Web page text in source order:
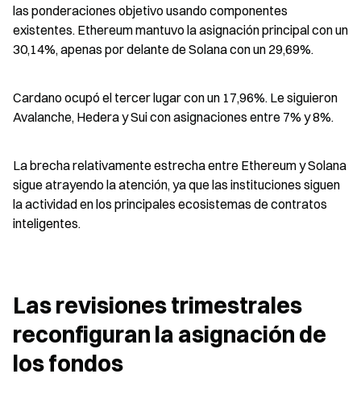
las ponderaciones objetivo usando componentes
existentes. Ethereum mantuvo la asignación principal con un
30,14%, apenas por delante de Solana con un 29,69%.
Cardano ocupó el tercer lugar con un 17,96%. Le siguieron
Avalanche, Hedera y Sui con asignaciones entre 7% y 8%.
La brecha relativamente estrecha entre Ethereum y Solana
sigue atrayendo la atención, ya que las instituciones siguen
la actividad en los principales ecosistemas de contratos
inteligentes.
Las revisiones trimestrales
reconfiguran la asignación de
los fondos